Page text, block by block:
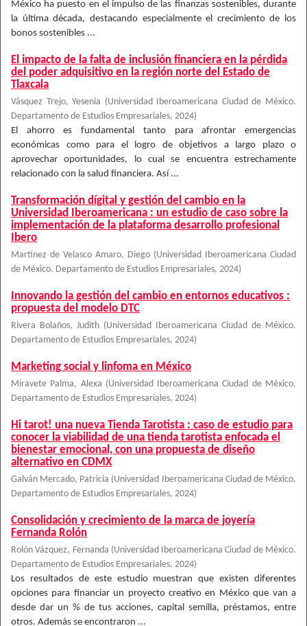
México ha puesto en el impulso de las finanzas sostenibles, durante
la última década, destacando especialmente el crecimiento de los
bonos sostenibles ...
El impacto de la falta de inclusión financiera en la pérdida
del poder adquisitivo en la región norte del Estado de
Tlaxcala
Vásquez Trejo, Yesenia (Universidad Iberoamericana Ciudad de México.
Departamento de Estudios Empresariales, 2024)
El ahorro es fundamental tanto para afrontar emergencias
económicas como para el logro de objetivos a largo plazo o
aprovechar oportunidades, lo cual se encuentra estrechamente
relacionado con la salud financiera. Así ...
Transformación dígital y gestión del cambio en la
Universidad Iberoamericana : un estudio de caso sobre la
implementación de la plataforma desarrollo profesional
Ibero
Martínez de Velasco Amaro, Diego (Universidad Iberoamericana Ciudad
de México. Departamento de Estudios Empresariales, 2024)
Innovando la gestión del cambio en entornos educativos :
propuesta del modelo DTC
Rivera Bolaños, Judith (Universidad Iberoamericana Ciudad de México.
Departamento de Estudios Empresariales, 2024)
Marketing social y linfoma en México
Miravete Palma, Alexa (Universidad Iberoamericana Ciudad de México.
Departamento de Estudios Empresariales, 2024)
Hi tarot! una nueva Tienda Tarotista : caso de estudio para
conocer la viabilidad de una tienda tarotista enfocada el
bienestar emocional, con una propuesta de diseño
alternativo en CDMX
Galván Mercado, Patricia (Universidad Iberoamericana Ciudad de México.
Departamento de Estudios Empresariales, 2024)
Consolidación y crecimiento de la marca de joyería
Fernanda Rolón
Rolón Vázquez, Fernanda (Universidad Iberoamericana Ciudad de México.
Departamento de Estudios Empresariales, 2024)
Los resultados de este estudio muestran que existen diferentes
opciones para financiar un proyecto creativo en México que van a
desde dar un % de tus acciones, capital semilla, préstamos, entre
otros. Además se encontraron ...